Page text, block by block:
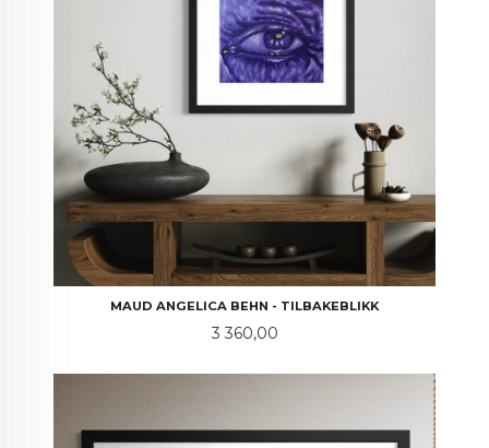
MAUD ANGELICA BEHN - TILBAKEBLIKK
Pris
3 360,00